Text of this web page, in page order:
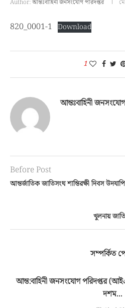
Author:আন্তঃবাহিনী জনসংযোগ পরিদপ্তর
820_0001-1 Download
1
আন্তঃবাহিনী
Before Post
আন্তর্জাতিক জাতিসংঘ শান্তিরক্ষী দিবস
খুলনায়
সম্পর্কিত
আন্ত:বাহিনী জনসংযোগ পরিদপ্তর
দশম...